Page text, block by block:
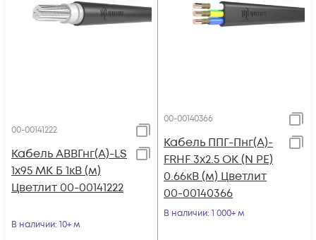
00-00141222
Кабель АВВГнг(А)-LS
1х95 МК Б 1кВ (м)
Цветлит 00-00141222
В наличии: 10+ м
00-00140366
Кабель ППГ-Пнг(А)-
FRHF 3х2.5 ОК (N PE)
0.66кВ (м) Цветлит
00-00140366
В наличии: 1 000+ м